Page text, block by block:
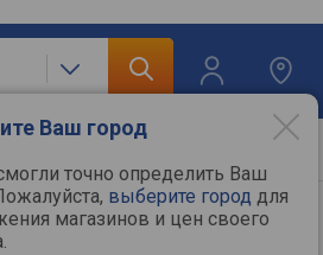
Ваш город
точно определить Ваш
выберите город для
магазинов и цен своего
техника/ Компьютерная